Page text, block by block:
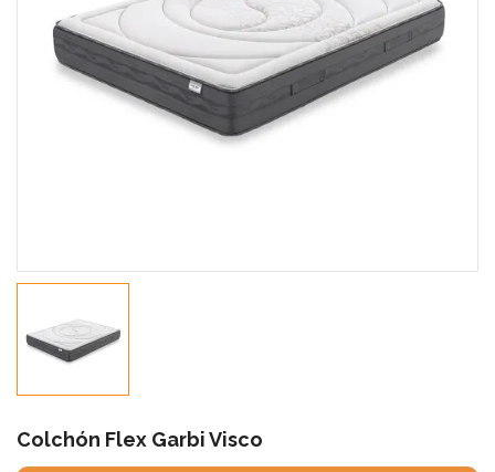
Colchón Flex Garbi Visco